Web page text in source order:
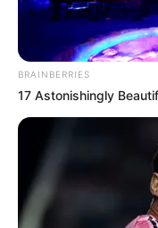
BRAINBERRIES
17 Astonishingly